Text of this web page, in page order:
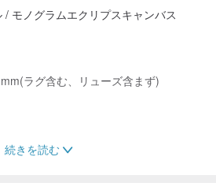
モノグラムエクリプスキャンバス
ラグ含む、リューズ含まず)
続きを読む